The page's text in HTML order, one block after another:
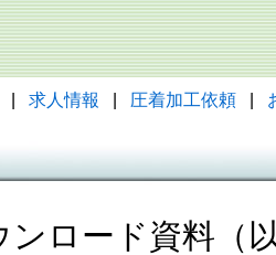
求人情報 圧着加工依頼
ンロード資料（